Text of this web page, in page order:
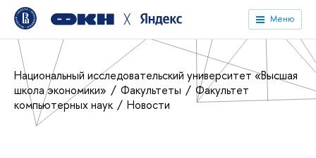
╳ Меню
Национальный исследовательский университет «Высшая
школа экономики»
Факультеты
Факультет
компьютерных наук
Новости